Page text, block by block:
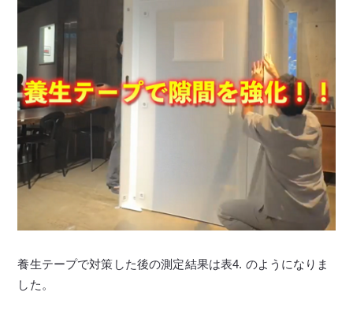
養生テープで対策した後の測定結果は表4. のようになりま
した。